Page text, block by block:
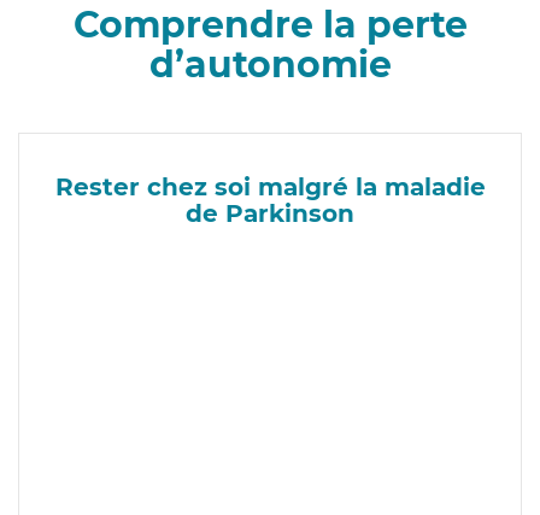
Comprendre la perte
d’autonomie
Rester chez soi malgré la maladie
de Parkinson